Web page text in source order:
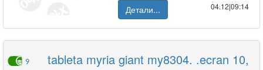
Детали...
04.12|09:14
9
tableta myria giant my8304. .ecran 10,